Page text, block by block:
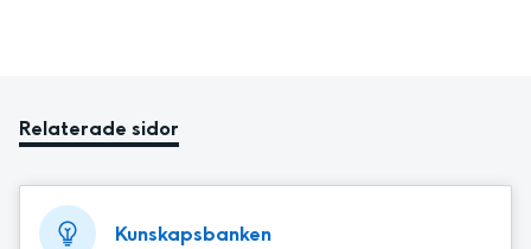
Relaterade sidor
Kunskapsbanken